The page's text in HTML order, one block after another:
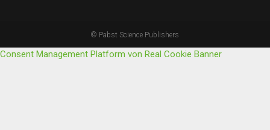
© Pabst Science Publishers
Consent Management Platform von Real Cookie Banner